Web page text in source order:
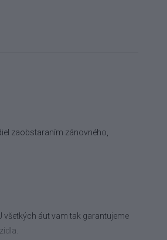
zaobstaraním zánovného,
všetkých áut vam tak garantujeme